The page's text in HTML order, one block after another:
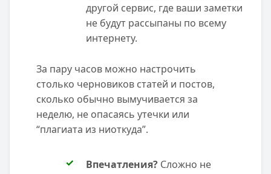
другой сервис, где ваши заметки
не будут рассыпаны по всему
интернету.
За пару часов можно настрочить
столько черновиков статей и постов,
сколько обычно вымучивается за
неделю, не опасаясь утечки или
“плагиата из ниоткуда”.
Впечатления?Сложно не